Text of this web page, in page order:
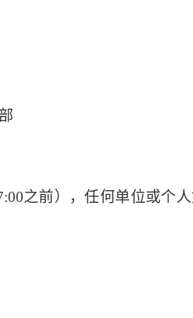
之前），任何单位或个